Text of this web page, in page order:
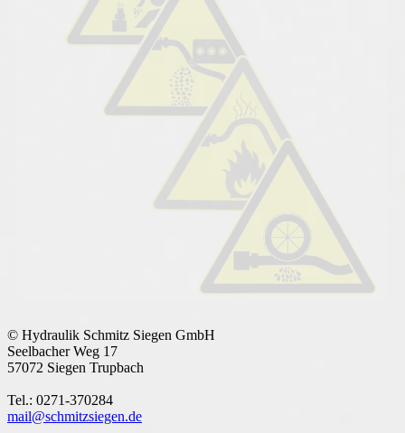
© Hydraulik Schmitz Siegen GmbH
Seelbacher Weg 17
57072 Siegen Trupbach
Tel.: 0271-370284
mail@schmitzsiegen.de